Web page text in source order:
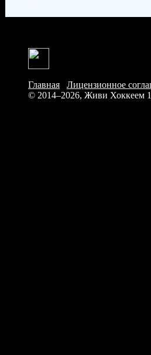
Главная Лицензионное
© 2014–2026, Живи Хоккеем